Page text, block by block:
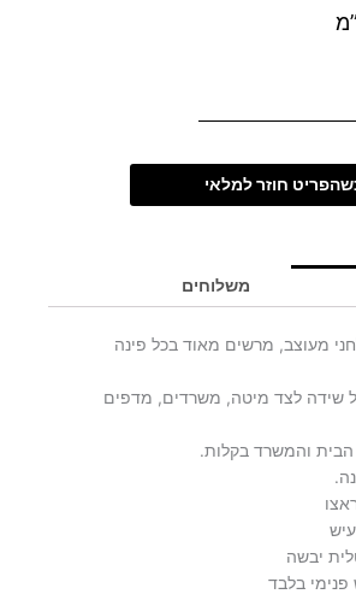
חוזר למלאי
משלוחים
מעוצב, מרשים מאוד בכל פינה
שידה לצד מיטה, משרדים, מדפים
והמשרד בקלות.
יבשה
פנימי בלבד